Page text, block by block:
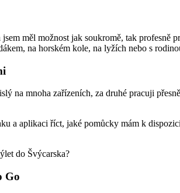
měl možnost jak soukromě, tak profesně
na horském kole, na lyžích nebo s
na mnoha zařízeních, za druhé pracuji
a aplikaci říct, jaké pomůcky mám k
do Švýcarska?
Go